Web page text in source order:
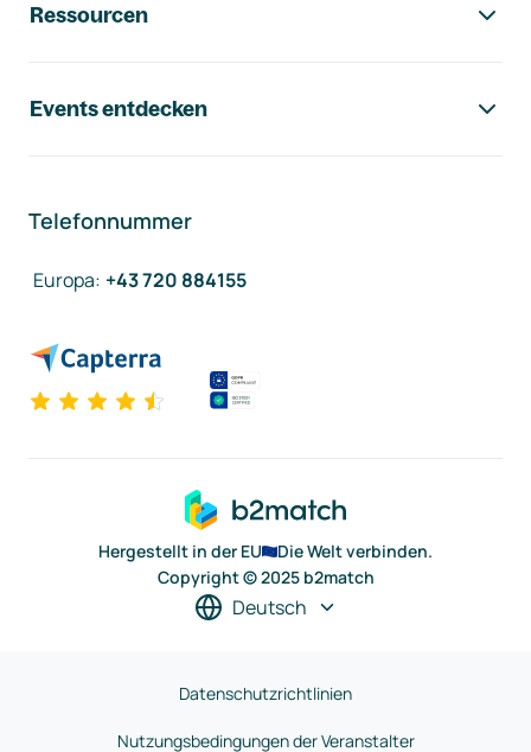
Ressourcen
Events entdecken
Telefonnummer
Europa: +43 720 884155
Hergestellt in der EU
Die Welt verbinden.
Copyright © 2025 b2match
Deutsch
Datenschutzrichtlinien
Nutzungsbedingungen der Veranstalter